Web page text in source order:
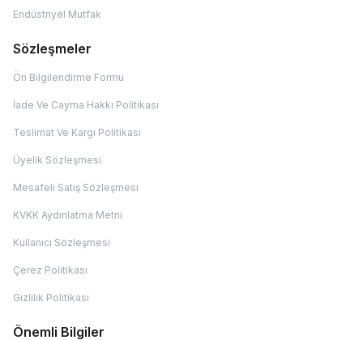
Endüstriyel Mutfak
Sözleşmeler
Ön Bilgilendirme Formu
İade Ve Cayma Hakkı Politikası
Teslimat Ve Kargı Politikası
Üyelik Sözleşmesi
Mesafeli Satış Sözleşmesi
KVKK Aydınlatma Metni
Kullanıcı Sözleşmesi
Çerez Politikası
Gizlilik Politikası
Önemli Bilgiler